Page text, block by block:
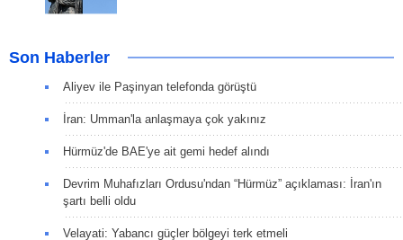
Son Haberler
Aliyev ile Paşinyan telefonda görüştü
İran: Umman'la anlaşmaya çok yakınız
Hürmüz'de BAE'ye ait gemi hedef alındı
Devrim Muhafızları Ordusu'ndan “Hürmüz” açıklaması: İran'ın
şartı belli oldu
Velayati: Yabancı güçler bölgeyi terk etmeli